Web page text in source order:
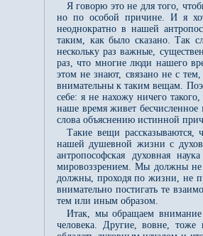
Я говорю это не для того,
но по особой причине. И я
неоднократно в нашей
таким, как было сказано. Так
нескольку раз важные,
раз, что многие люди нашего
этом не знают, связано не с
внимательны к таким вещам.
себе: я не нахожу ничего
наше время живет
слова объяснению истинной
Такие вещи
нашей душевной жизни с
антропософская духовная
мировоззрением. Мы должны не
должны, проходя по жизни, не
внимательно постигать те
тем или иным образом.
Итак, мы обращаем внимание
человека. Другие, вовне, тоже